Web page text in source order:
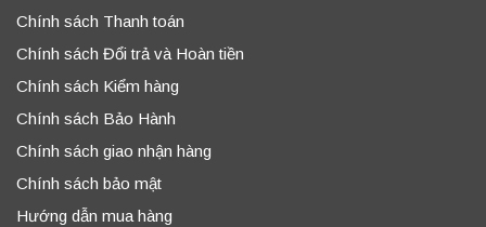
Chính sách Thanh toán
Chính sách Đổi trả và Hoàn tiền
Chính sách Kiểm hàng
Chính sách Bảo Hành
Chính sách giao nhận hàng
Chính sách bảo mật
Hướng dẫn mua hàng